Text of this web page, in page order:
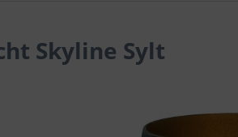
Skyline Sylt